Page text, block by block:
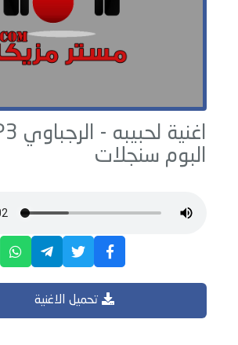
اغنية لحبيبه - الرجباوي
البوم سنجلات
تحميل الاغنية